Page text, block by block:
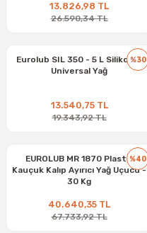
13.826,98 TL
26.590,34 TL
%30
Eurolub SIL 350 - 5 L Silikonlu
Universal Yağ
13.540,75 TL
19.343,92 TL
%40
EUROLUB MR 1870 Plastik
Kauçuk Kalıp Ayırıcı Yağ Uçucu -
30 Kg
40.640,35 TL
67.733,92 TL